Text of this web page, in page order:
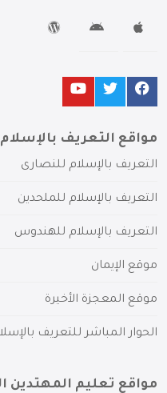
مواقع التعريف بالإسلام
التعريف بالإسلام للنصارى
التعريف بالإسلام للملحدين
التعريف بالإسلام للهندوس
موقع الإيمان
موقع المعجزة الأخيرة
الحوار المباشر للتعريف
مواقع تعليم المهتدين